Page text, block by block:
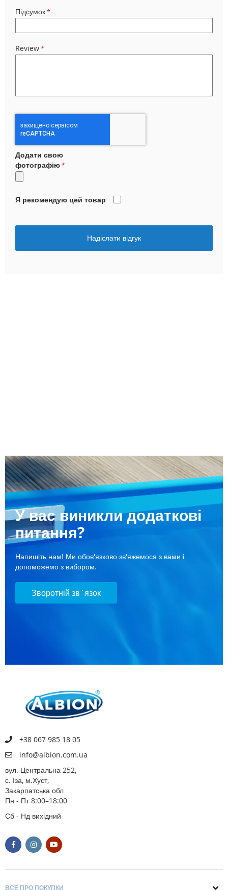
Підсумок
Review
Додати свою
фотографію
Я рекомендую цей товар
Надіслати відгук
У вас виникли додаткові
питання?
Напишіть нам! Ми обов'язково зв'яжемося з вами і
допоможемо з вибором.
Зворотній зв`язок
+38 067 985 18 05
info@albion.com.ua
вул. Центральна 252,
с. Іза, м.Хуст,
Закарпатська обл
Пн - Пт 8:00–18:00
Сб - Нд вихідний
ВСЕ ПРО ПОКУПКИ